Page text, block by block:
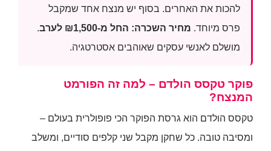
להכות את האחרים. בסוף יש מנצח אחד שמקבל
פרס מיוחד. מחיר השכרה: החל מ-₪1,500 לערב
.
מושלם לאנשי עסקים שאוהבים אסטרטגיה.
פוקר טקסס הולדם – למה זה הפורמט
המנצח?
טקסס הולדם הוא גרסת הפוקר הכי פופולרית בעולם –
ומסיבה טובה. כל שחקן מקבל שני קלפים סודיים, ומשלב